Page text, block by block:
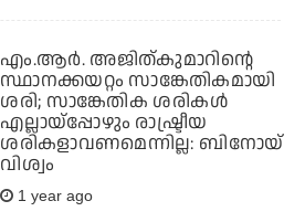
എം.ആര്‍. അജിത്കുമാറിന്റെ
സ്ഥാനക്കയറ്റം സാങ്കേതികമായി
ശരി; സാങ്കേതിക ശരികള്‍
എല്ലായ്‌പ്പോഴും രാഷ്ട്രീയ
ശരികളാവണമെന്നില്ല: ബിനോയ്
വിശ്വം
1 year ago